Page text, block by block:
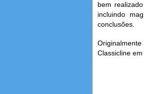
bem
incluindo
conclusões.
Classicline